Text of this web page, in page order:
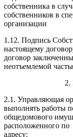
собственника в
собственников в
организации
1.12. Подпись
настоящему
договор
неотъемлемой
2.1. Управляющая
выполнять работы
общедомового
расположенного по